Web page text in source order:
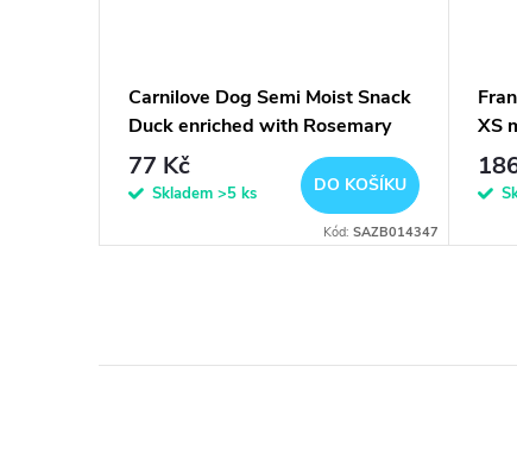
Carnilove Dog Semi Moist Snack
Duck enriched with Rosemary
200 g
77 Kč
Skladem >5 ks DO KOŠÍKU
Kód: SAZB014347
XS